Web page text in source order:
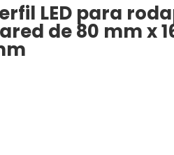
LED para
de 80 mm x